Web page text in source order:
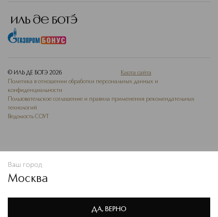
Политике конфиденциальности
В КОРЗИНУ
© ИЛЬ ДЕ БОТЭ 2026
Карта сайта
Политика в отношении обработки персональных данных и
конфиденциальности
Пользовательское соглашение и правила применения рекомендательных
технологий
Ведомость СОУТ
Ваш город
Москва
ДА, ВЕРНО